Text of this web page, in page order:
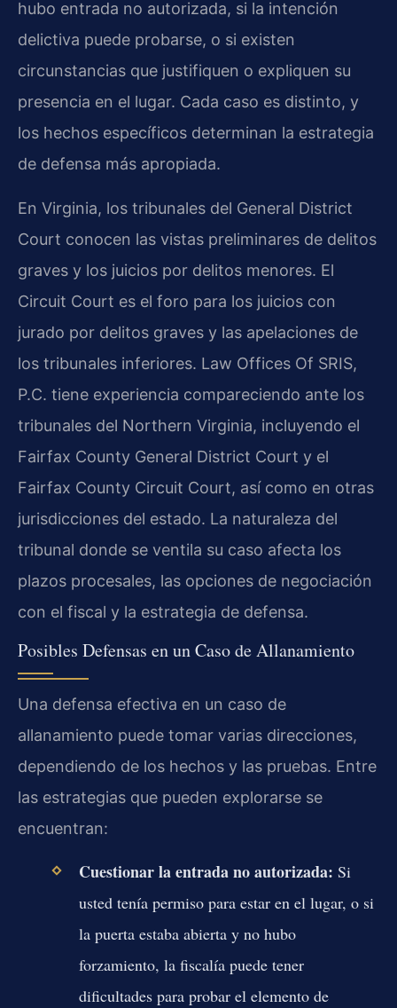
hubo entrada no autorizada, si la intención
delictiva puede probarse, o si existen
circunstancias que justifiquen o expliquen su
presencia en el lugar. Cada caso es distinto, y
los hechos específicos determinan la estrategia
de defensa más apropiada.
En Virginia, los tribunales del General District
Court conocen las vistas preliminares de delitos
graves y los juicios por delitos menores. El
Circuit Court es el foro para los juicios con
jurado por delitos graves y las apelaciones de
los tribunales inferiores. Law Offices Of SRIS,
P.C. tiene experiencia compareciendo ante los
tribunales del Northern Virginia, incluyendo el
Fairfax County General District Court y el
Fairfax County Circuit Court, así como en otras
jurisdicciones del estado. La naturaleza del
tribunal donde se ventila su caso afecta los
plazos procesales, las opciones de negociación
con el fiscal y la estrategia de defensa.
Posibles Defensas en un Caso de Allanamiento
Una defensa efectiva en un caso de
allanamiento puede tomar varias direcciones,
dependiendo de los hechos y las pruebas. Entre
las estrategias que pueden explorarse se
encuentran:
Cuestionar la entrada no autorizada: Si
usted tenía permiso para estar en el lugar, o si
la puerta estaba abierta y no hubo
forzamiento, la fiscalía puede tener
dificultades para probar el elemento de